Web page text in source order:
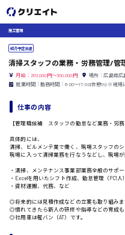
施工管理
紹介予定派遣
清掃スタッフの業務・労務管理/管
月給：250,000円～300,000円
場所：広島県広
就業時間：勤務時間：8:00〜17:00(休憩1h) ※現
仕事の内容
【管理職候補 スタッフの勤怠など業務・労務
具体的には、
清掃、ビルメンテ業で働く、現場スタッフの
現場に入って清掃業務を行なうなどし、現場
・清掃、メンテナンス事業部業務全般のサポ
・Excelを用いたシフト作成、勤怠管理（PC1人1
・資材運搬、代務、など
◎将来的には見積作成などの立案も取り組みま
◎慣れてきたら新人の研修や指導などの育成も
◎社用車は軽バン（AT）です。